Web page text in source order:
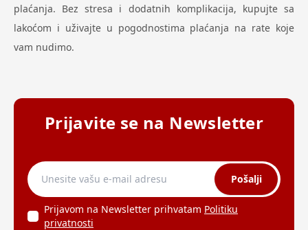
plaćanja. Bez stresa i dodatnih komplikacija, kupujte sa
lakoćom i uživajte u pogodnostima plaćanja na rate koje
vam nudimo.
Prijavite se na Newsletter
Pošalji
Prijavom na Newsletter prihvatam Politiku
privatnosti